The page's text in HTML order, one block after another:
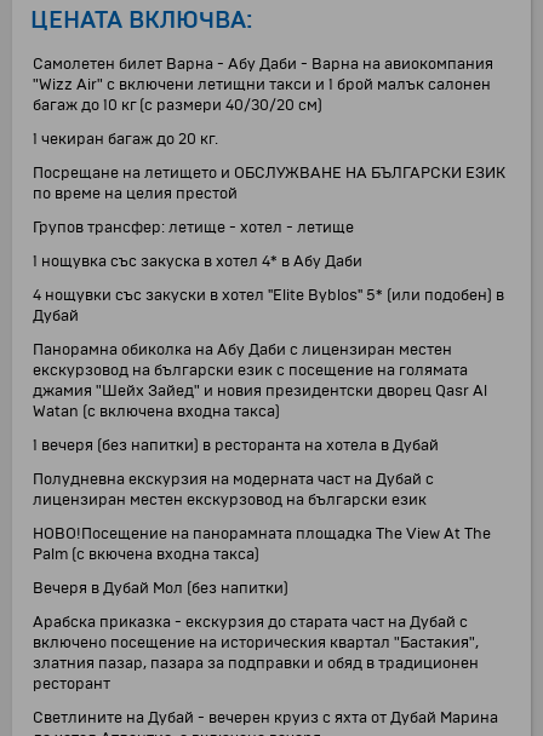
ЦЕНАТА ВКЛЮЧВА:
Самолетен билет Варна - Абу Даби - Варна на авиокомпания
"Wizz Air" с включени летищни такси и 1 брой малък салонен
багаж до 10 кг (с размери 40/30/20 см)
1 чекиран багаж до 20 кг.
Посрещане на летището и ОБСЛУЖВАНЕ НА БЪЛГАРСКИ ЕЗИК
по време на целия престой
Групов трансфер: летище - хотел - летище
1 нощувка със закуска в хотел 4* в Абу Даби
4 нощувки със закуски в хотел ''Elite Byblos'' 5* (или подобен) в
Дубай
Панорамна обиколка на Абу Даби с лицензиран местен
екскурзовод на български език с посещение на голямата
джамия "Шейх Зайед" и новия президентски дворец Qasr Al
Watan (с включена входна такса)
1 вечеря (без напитки) в ресторанта на хотела в Дубай
Полудневна екскурзия на модерната част на Дубай с
лицензиран местен екскурзовод на български език
НОВО!Посещение на панорамната площадка The View At The
Palm (с вкючена входна такса)
Вечеря в Дубай Мол (без напитки)
Арабска приказка - екскурзия до старата част на Дубай с
включено посещение на историческия квартал "Бастакия",
златния пазар, пазара за подправки и обяд в традиционен
ресторант
Светлините на Дубай - вечерен круиз с яхта от Дубай Марина